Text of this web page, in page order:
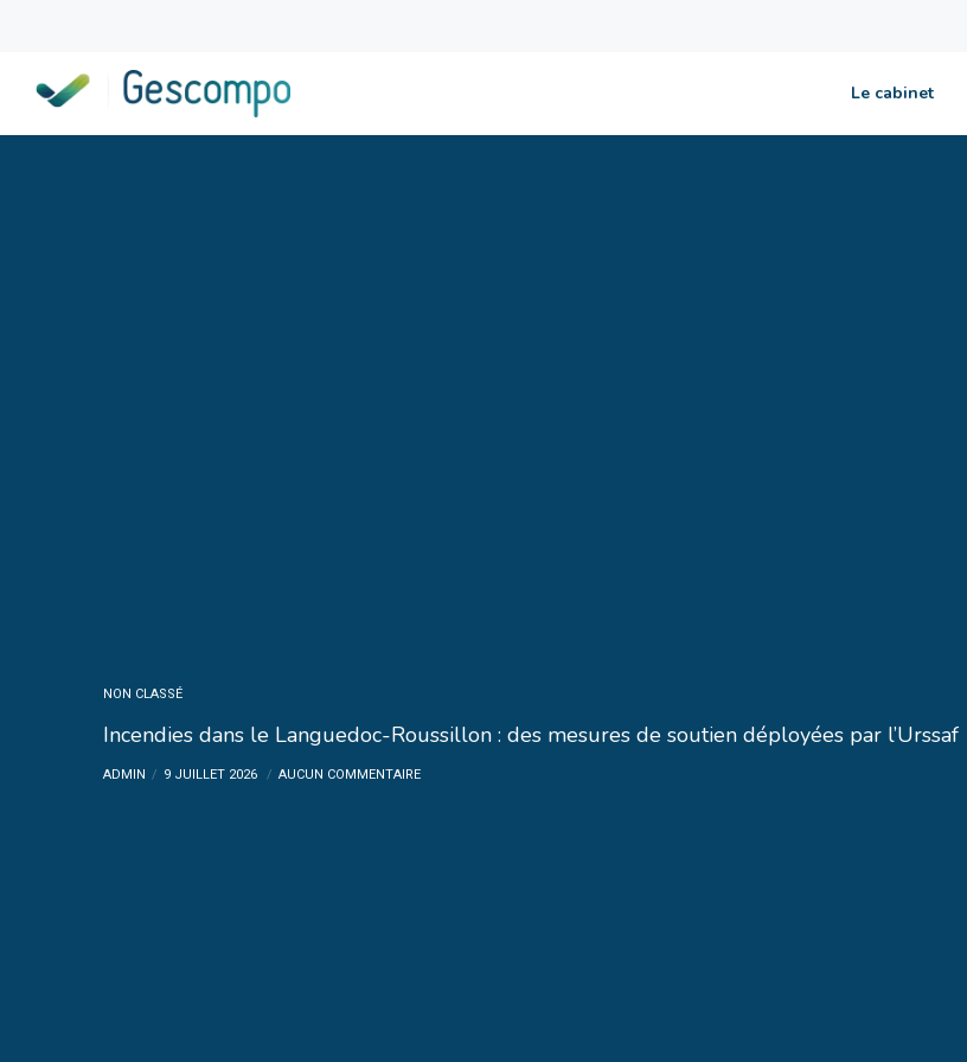
Le cabinet
NON CLASSÉ
Incendies dans le Languedoc-Roussillon : des mesures de soutien déployées par l’Urssaf
ADMIN 9 JUILLET 2026 AUCUN COMMENTAIRE